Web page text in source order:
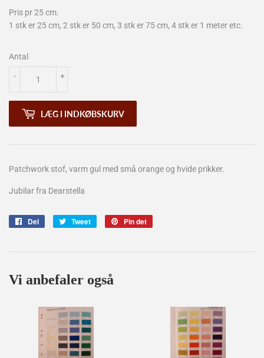
Pris pr 25 cm.
1 stk er 25 cm, 2 stk er 50 cm, 3 stk er 75 cm, 4 stk er 1 meter etc.
Antal
+
-
LÆG I INDKØBSKURV
Patchwork stof, varm gul med små orange og hvide prikker.
Jubilar fra Dearstella
Del Tweet
Tweet
Pin det
Vi anbefaler også